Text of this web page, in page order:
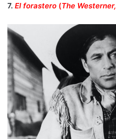
7. El forastero (The Westerner,